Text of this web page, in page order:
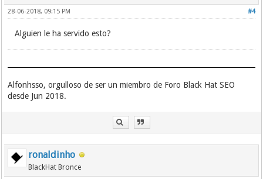
#4
28-06-2018, 09:15 PM
Alguien le ha servido esto?
Alfonhsso, orgulloso de ser un miembro de Foro Black Hat SEO
desde Jun 2018.
ronaldinho
BlackHat Bronce